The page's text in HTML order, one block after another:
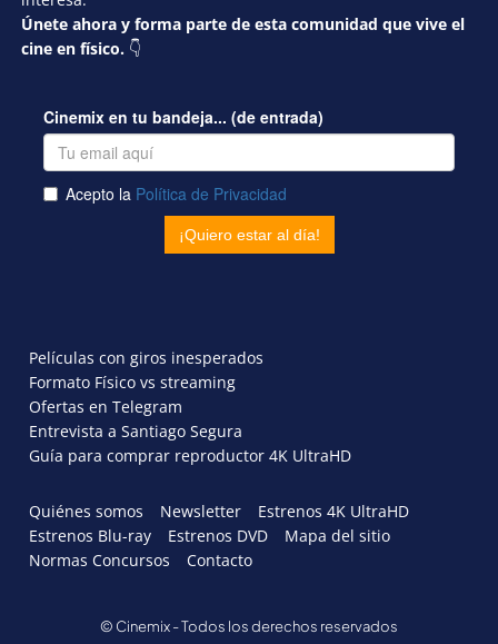
Únete ahora y forma parte de esta comunidad que vive el
cine en físico. 👇
Películas con giros inesperados
Formato Físico vs streaming
Ofertas en Telegram
Entrevista a Santiago Segura
Guía para comprar reproductor 4K UltraHD
Quiénes somos Newsletter
Estrenos 4K UltraHD
Estrenos Blu-ray
Estrenos DVD
Mapa del sitio
Normas Concursos
Contacto
© Cinemix - Todos los derechos reservados